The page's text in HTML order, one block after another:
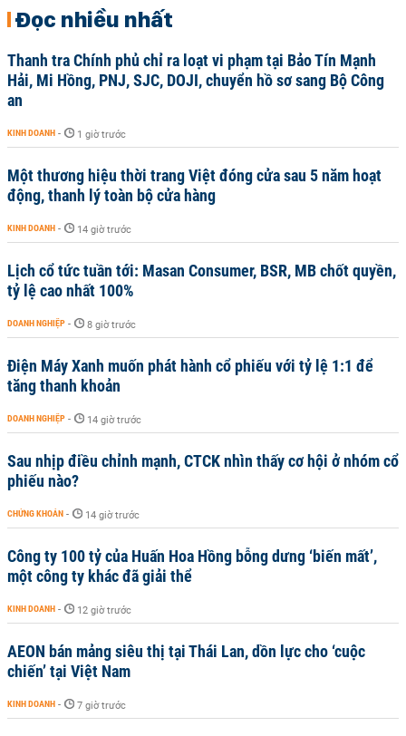
Đọc nhiều nhất
Thanh tra Chính phủ chỉ ra loạt vi phạm tại Bảo Tín Mạnh
Hải, Mi Hồng, PNJ, SJC, DOJI, chuyển hồ sơ sang Bộ Công
an
KINH DOANH - 1 giờ trước
Một thương hiệu thời trang Việt đóng cửa sau 5 năm hoạt
động, thanh lý toàn bộ cửa hàng
KINH DOANH - 14 giờ trước
Lịch cổ tức tuần tới: Masan Consumer, BSR, MB chốt quyền,
tỷ lệ cao nhất 100%
DOANH NGHIỆP - 8 giờ trước
Điện Máy Xanh muốn phát hành cổ phiếu với tỷ lệ 1:1 để
tăng thanh khoản
DOANH NGHIỆP - 14 giờ trước
Sau nhịp điều chỉnh mạnh, CTCK nhìn thấy cơ hội ở nhóm cổ
phiếu nào?
CHỨNG KHOÁN - 14 giờ trước
Công ty 100 tỷ của Huấn Hoa Hồng bỗng dưng ‘biến mất’,
một công ty khác đã giải thể
KINH DOANH - 12 giờ trước
AEON bán mảng siêu thị tại Thái Lan, dồn lực cho ‘cuộc
chiến’ tại Việt Nam
KINH DOANH - 7 giờ trước